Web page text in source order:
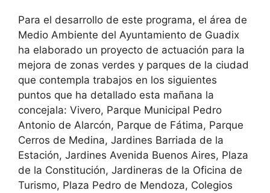
Para el desarrollo de este programa, el área de
Medio Ambiente del Ayuntamiento de Guadix
ha elaborado un proyecto de actuación para la
mejora de zonas verdes y parques de la ciudad
que contempla trabajos en los siguientes
puntos que ha detallado esta mañana la
concejala: Vivero, Parque Municipal Pedro
Antonio de Alarcón, Parque de Fátima, Parque
Cerros de Medina, Jardines Barriada de la
Estación, Jardines Avenida Buenos Aires, Plaza
de la Constitución, Jardineras de la Oficina de
Turismo, Plaza Pedro de Mendoza, Colegios